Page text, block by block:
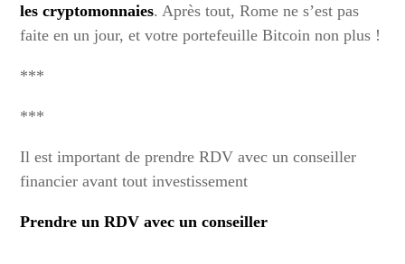
les cryptomonnaies. Après tout, Rome ne s’est pas
faite en un jour, et votre portefeuille Bitcoin non plus !
***
***
Il est important de prendre RDV avec un conseiller
financier avant tout investissement
Prendre un RDV avec un conseiller